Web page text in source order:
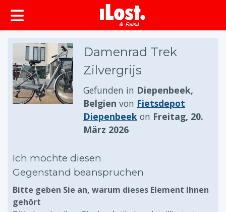
springen
Damenrad Trek
Zilvergrijs
Gefunden in Diepenbeek,
Belgien von Fietsdepot
Diepenbeek on Freitag, 20.
März 2026
Ich möchte diesen
Gegenstand beanspruchen
Bitte geben Sie an, warum dieses Element Ihnen
gehört